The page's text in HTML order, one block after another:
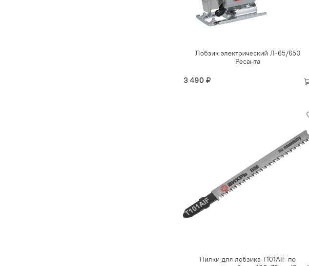
Лобзик электрический Л-65/650
Ресанта
3 490 ₽
Пилки для лобзика Т101AIF по